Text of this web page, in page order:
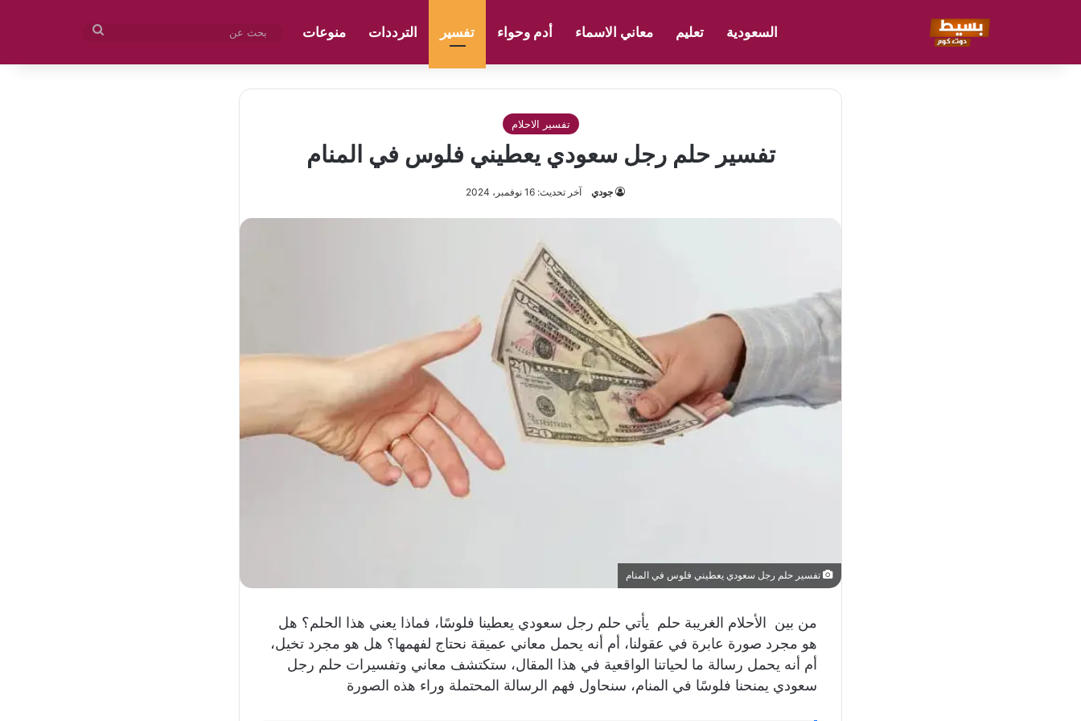
السعودية تعليم معاني الاسماء أدم وحواء تفسير الترددات منوعات
بحث
عن
تفسير الاحلام
تفسير حلم رجل سعودي يعطيني فلوس في المنام
جودي آخر تحديث: 16 نوفمبر، 2024
تفسير حلم رجل سعودي يعطيني فلوس في المنام
من بين الأحلام الغريبة حلم يأتي حلم رجل سعودي يعطينا فلوسًا، فماذا يعني هذا الحلم؟ هل
هو مجرد صورة عابرة في عقولنا، أم أنه يحمل معاني عميقة نحتاج لفهمها؟ هل هو مجرد تخيل،
أم أنه يحمل رسالة ما لحياتنا الواقعية في هذا المقال، ستكتشف معاني وتفسيرات حلم رجل
سعودي يمنحنا فلوسًا في المنام، سنحاول فهم الرسالة المحتملة وراء هذه الصورة